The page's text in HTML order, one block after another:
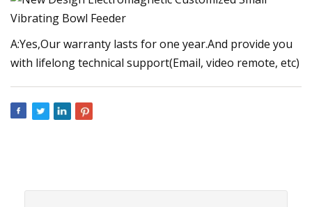
A:Yes,Our warranty lasts for one year.And provide you
with lifelong technical support(Email, video remote, etc)